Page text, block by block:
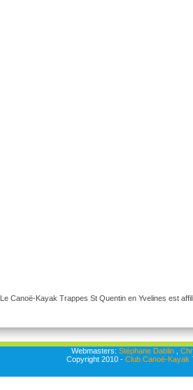
Le Canoë-Kayak Trappes St Quentin en Yvelines est
Webmasters: Stéphane Dablin,
Copyright 2010 - Club Canoë-Kayak